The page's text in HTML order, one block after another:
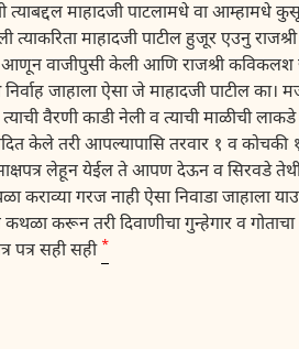
माहादजी पाटलामधे वा आम्हामधे
माहादजी पाटील हुजूर एउनु
वाजीपुसी केली आणि राजश्री कविकलश
जाहाला ऐसा जे माहादजी पाटील का।
वैरणी काडी नेली व त्याची माळीची
केले तरी आपल्यापासि तरवार १ व
साक्षपत्र लेहून येईल ते आपण देऊन व सिरवडे
गरज नाही ऐसा निवाडा जाहाला
कथळा करून तरी दिवाणीचा गुन्हेगार व
पत्र सही सही *